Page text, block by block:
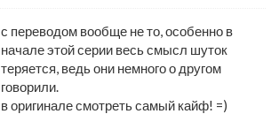
с переводом вообще не то, особенно в
начале этой серии весь смысл шуток
теряется, ведь они немного о другом
говорили.
в оригинале смотреть самый кайф! =)